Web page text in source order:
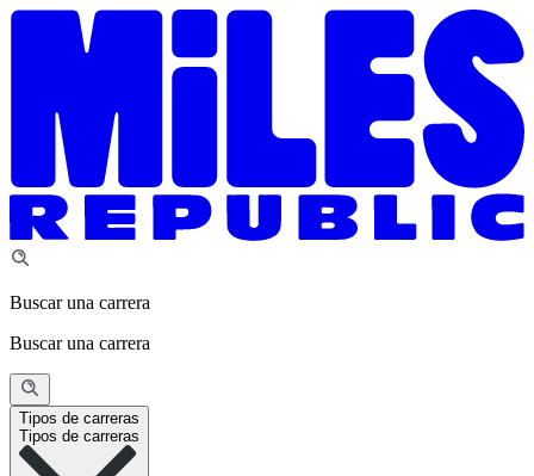
Buscar una carrera
Buscar una carrera
Tipos de carreras
Tipos de carreras